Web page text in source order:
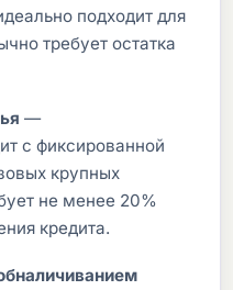
подходит для
требует остатка
—
с фиксированной
крупных
не менее 20%
кредита.